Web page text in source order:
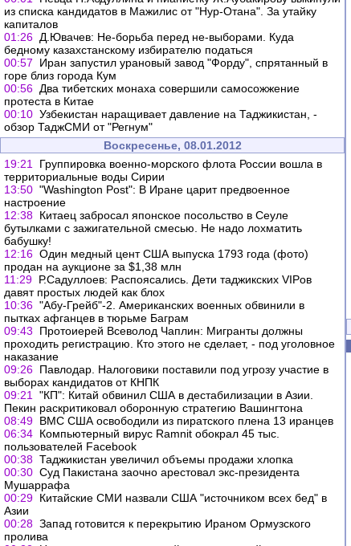
из списка кандидатов в Мажилис от "Нур-Отана". За утайку
капиталов
01:26 Д.Ювачев: Не-борьба перед не-выборами. Куда
бедному казахстанскому избирателю податься
00:57
Иран запустил урановый завод "Форду", спрятанный в
горе близ города Кум
00:56 Два тибетских монаха совершили самосожжение
протеста в Китае
00:10 Узбекистан наращивает давление на Таджикистан, -
обзор ТаджСМИ от "Регнум"
Воскресенье, 08.01.2012
19:21
Группировка военно-морского флота России вошла в
территориальные воды Сирии
13:50 "Washington Post": В Иране царит предвоенное
настроение
12:38 Китаец забросал японское посольство в Сеуле
бутылками с зажигательной смесью. Не надо лохматить
бабушку!
12:16 Один медный цент США выпуска 1793 года (фото)
продан на аукционе за $1,38 млн
11:29 Р.Садуллоев: Распоясались. Дети таджикских VIPов
давят простых людей как блох
10:36 "Абу-Грейб"-2. Американских военных обвинили в
пытках афганцев в тюрьме Баграм
09:43
Протоиерей Всеволод Чаплин: Мигранты должны
проходить регистрацию. Кто этого не сделает, - под уголовное
наказание
09:26 Павлодар. Налоговики поставили под угрозу участие в
выборах кандидатов от КНПК
09:21
"КП": Китай обвинил США в дестабилизации в Азии.
Пекин раскритиковал оборонную стратегию Вашингтона
08:49 ВМС США освободили из пиратского плена 13 иранцев
06:34 Компьютерный вирус Ramnit обокрал 45 тыс.
пользователей Facebook
00:38 Таджикистан увеличил объемы продажи хлопка
00:30 Суд Пакистана заочно арестовал экс-президента
Мушаррафа
00:29 Китайские СМИ назвали США "источником всех бед" в
Азии
00:28 Запад готовится к перекрытию Ираном Ормузского
пролива